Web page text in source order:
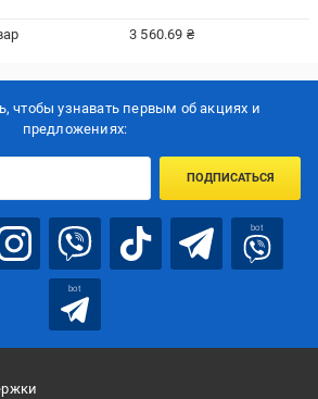
3 560.69 ₴
чтобы узнавать первым об акцияx и
предложениях:
ПОДПИСАТЬСЯ
bot
bot